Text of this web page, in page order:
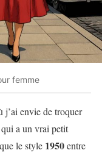
femme
j’ai envie de troquer
a un vrai petit
le style 1950entre